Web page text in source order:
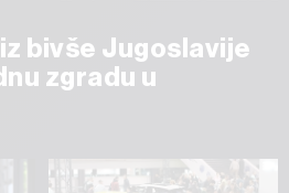
bivše Jugoslavije
zgradu u